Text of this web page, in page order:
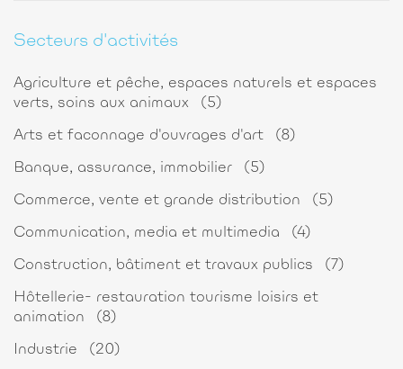
Secteurs d'activités
Agriculture et pêche, espaces naturels et espaces
verts, soins aux animaux
(5)
Arts et faconnage d'ouvrages d'art (8)
Banque, assurance, immobilier (5)
Commerce, vente et grande distribution (5)
Communication, media et multimedia (4)
Construction, bâtiment et travaux publics (7)
Hôtellerie- restauration tourisme loisirs et
animation
(8)
Industrie (20)